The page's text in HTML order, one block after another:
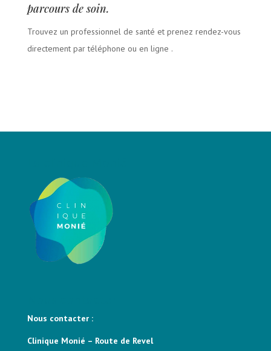
parcours de soin.
Trouvez un professionnel de santé et prenez rendez-vous
directement par téléphone ou en ligne .
Nous contacter :
Clinique Monié – Route de Revel